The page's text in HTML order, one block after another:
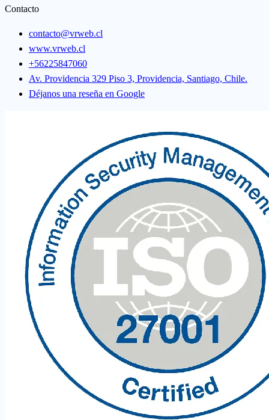
Contacto
contacto@vrweb.cl
www.vrweb.cl
+56225847060
Av. Providencia 329 Piso 3, Providencia, Santiago, Chile.
Déjanos una reseña en Google